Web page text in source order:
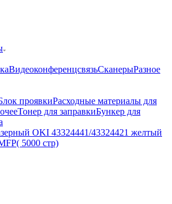
ВидеоконференцсвязьСканерыРазное
проявкиРасходные материалы для
Тонер для заправкиБункер для